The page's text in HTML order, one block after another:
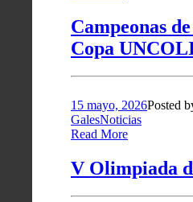
Campeonas
Copa
15 mayo, 2026Posted
GalesNoticias
Read More
V Olimpiada